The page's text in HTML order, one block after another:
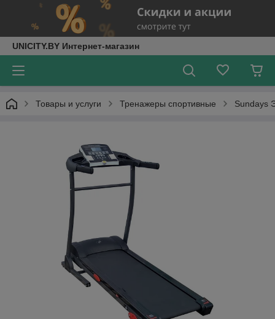
UNICITY.BY Интернет-магазин
Товары и услуги Тренажеры спортивные Sundays